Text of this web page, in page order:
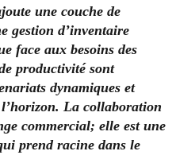
une couche de
gestion d’inventaire
face aux besoins des
productivité sont
dynamiques et
La collaboration
commercial; elle est une
prend racine dans le